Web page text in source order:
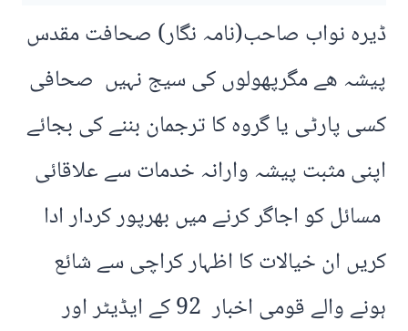
ڈیرہ نواب صاحب(نامہ نگار) صحافت مقدس
پیشہ ھے مگرپھولوں کی سیج نہیں صحافی
کسی پارٹی یا گروہ کا ترجمان بننے کی بجائے
اپنی مثبت پیشہ وارانہ خدمات سے علاقائی
مسائل کو اجاگر کرنے میں بھرپور کردار ادا
کریں ان خیالات کا اظہار کراچی سے شائع
ہونے والے قومی اخبار 92 کے ایڈیٹر اور